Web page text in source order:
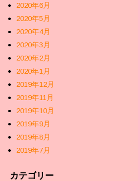
2020年6月
2020年5月
2020年4月
2020年3月
2020年2月
2020年1月
2019年12月
2019年11月
2019年10月
2019年9月
2019年8月
2019年7月
カテゴリー